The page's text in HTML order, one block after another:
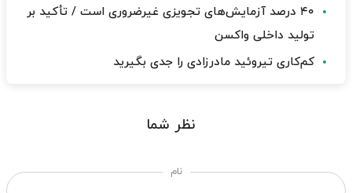
۴۰ درصد آزمایش‌های تجویزی غیرضروری است / تأکید بر
تولید داخلی واکسن
کم‌کاری تیروئید مادرزادی را جدی بگیرید
نظر شما
نام